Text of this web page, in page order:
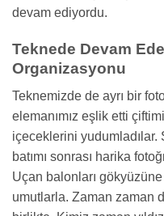
devam ediyordu.
Teknede Devam
Organizasyonu
Teknemizde de ayrı bir
elemanımız eşlik etti
içeceklerini
batımı sonrası harika
Uçan balonları
umutlarla. Zaman zaman